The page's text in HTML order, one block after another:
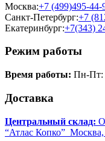
Москва:+7 (499)495-44-
Санкт-Петербург:+7
Екатеринбург:+7(343)
Режим работы
Время работы: Пн-Пт:
Доставка
Центральный склад:
“Атлас Копко”